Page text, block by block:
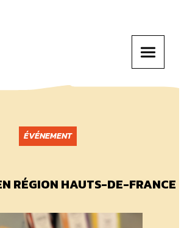
ÉVÉNEMENT
RÉGION HAUTS-DE-FRANCE